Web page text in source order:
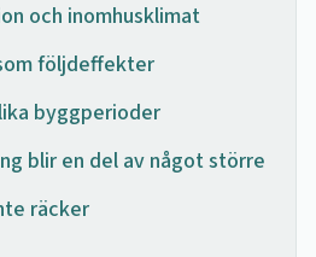
och inomhusklimat
följdeffekter
byggperioder
blir en del av något större
räcker